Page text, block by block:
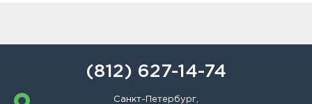
(812) 627-14-74
Санкт-Петербург,